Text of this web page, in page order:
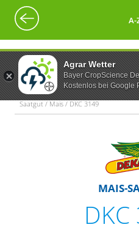
Agrar Wetter
Bayer CropScience
Kostenlos bei Google
A-
Saatgut / Mais / DKC 3149
MAIS-